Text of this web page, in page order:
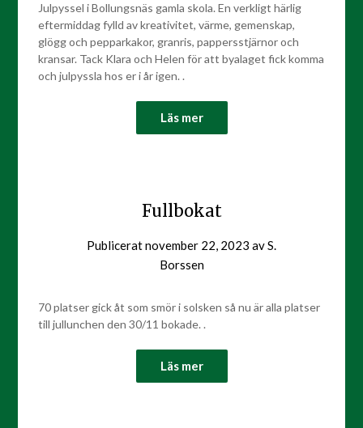
Julpyssel i Bollungsnäs gamla skola. En verkligt härlig
eftermiddag fylld av kreativitet, värme, gemenskap,
glögg och pepparkakor, granris, pappersstjärnor och
kransar. Tack Klara och Helen för att byalaget fick komma
och julpyssla hos er i år igen. .
Läs mer
Fullbokat
Publiceratnovember 22, 2023 avS.
Borssen
70 platser gick åt som smör i solsken så nu är alla platser
till jullunchen den 30/11 bokade. .
Läs mer